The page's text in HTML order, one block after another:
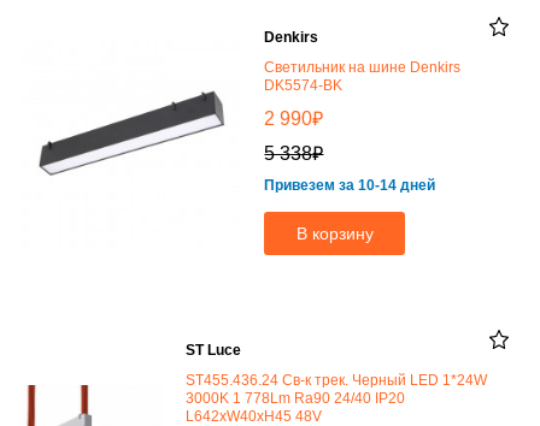
Denkirs
Светильник на шине Denkirs
DK5574-BK
2 990₽
5 338₽
Привезем за 10-14 дней
В корзину
ST Luce
ST455.436.24 Св-к трек. Черный LED 1*24W
3000K 1 778Lm Ra90 24/40 IP20
L642xW40xH45 48V